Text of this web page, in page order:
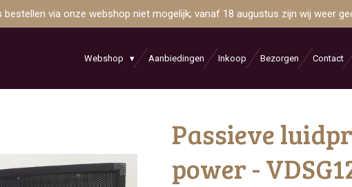
via onze webshop niet mogelijk; vanaf 18 augustus zijn wij weer
Webshop Aanbiedingen Inkoop Bezorgen Contact
Passieve
power -